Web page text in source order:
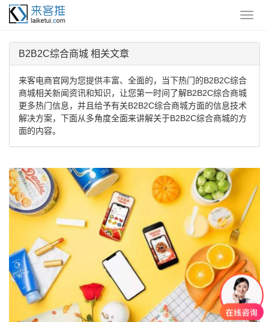
B2B2C综合商城 相关文章
来客电商官网为您提供丰富、全面的，当下热门的B2B2C综合
商城相关新闻资讯和知识，让您第一时间了解B2B2C综合商城
更多热门信息，并且给予有关B2B2C综合商城方面的信息技术
解决方案，下面从多角度全面来讲解关于B2B2C综合商城的方
面的内容。